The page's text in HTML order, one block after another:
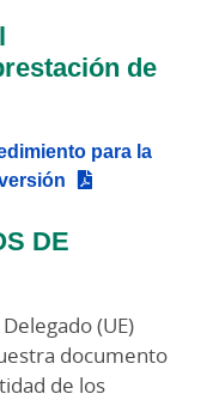
de
para la
DE
(UE)
documento
de los